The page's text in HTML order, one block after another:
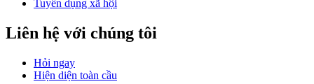
Tuyển dụng xã hội
Liên hệ với chúng tôi
Hỏi ngay
Hiện diện toàn cầu